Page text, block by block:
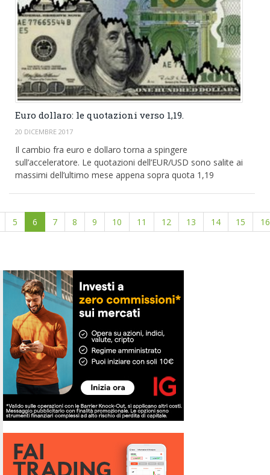
Euro dollaro: le quotazioni verso 1,19.
20 DICEMBRE 2017
Il cambio fra euro e dollaro torna a spingere
sull’acceleratore. Le quotazioni dell’EUR/USD sono salite ai
massimi dell’ultimo mese appena sopra quota 1,19
5 6 7 8 9 10 11 12 13 14 15 16